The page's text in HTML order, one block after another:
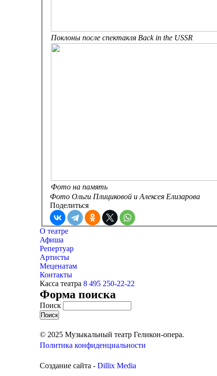
Поклоны после спектакля Back in the USSR
Фото на память
Фото Ольги Плициковой и Алексея Елизарова
Поделиться
О театре
Афиша
Репертуар
Артисты
Меценатам
Контакты
Касса театра 8 495 250-22-22
Форма поиска
Поиск
© 2025 Музыкальный театр Геликон-опера.
Политика конфиденциальности
Создание сайта - Dillix Media